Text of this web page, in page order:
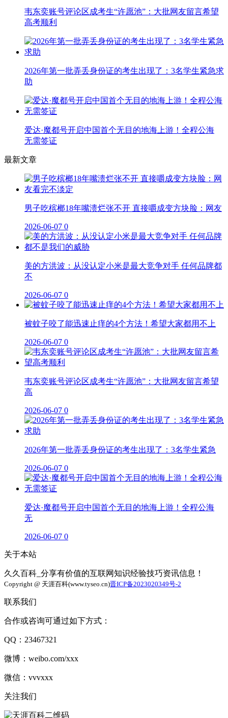
韦东奕账号评论区成考生“许愿池”：大批网友留言希望
高考顺利
2026年第一批弄丢身份证的考生出现了：3名学生紧急求
助
爱达·魔都号开启中国首个无目的地海上游！全程公海
无需签证
最新文章
男子吃槟榔18年嘴溃烂张不开 直接嚼成变方块脸：网友
2026-06-07 0
美的方洪波：从没认定小米是最大竞争对手 任何品牌都
不
2026-06-07 0
被蚊子咬了能迅速止痒的4个方法！希望大家都用不上
2026-06-07 0
韦东奕账号评论区成考生“许愿池”：大批网友留言希望
高
2026-06-07 0
2026年第一批弄丢身份证的考生出现了：3名学生紧急
2026-06-07 0
爱达·魔都号开启中国首个无目的地海上游！全程公海
无
2026-06-07 0
关于本站
久久百科_分享有价值的互联网知识经验技巧资讯信息！
Copyright @ 天涯百科(www.tyseo.cn)晋ICP备2023020349号-2
联系我们
合作或咨询可通过如下方式：
QQ：23467321
微博：weibo.com/xxx
微信：vvvxxx
关注我们